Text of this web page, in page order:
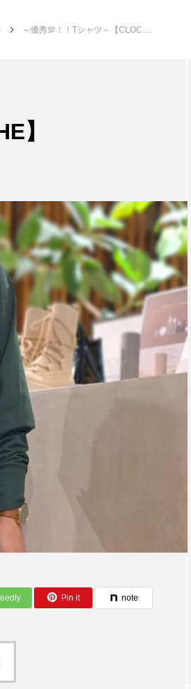
～優秀💯！！Tシャツ～【CLOCHE】
】
Pin it note
ならこう着る